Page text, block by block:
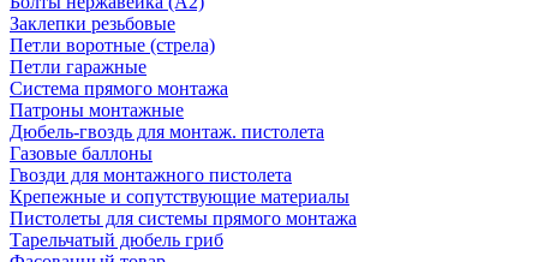
Заклепки резьбовые
Петли воротные (стрела)
Петли гаражные
Система прямого монтажа
Патроны монтажные
Дюбель-гвоздь для монтаж. пистолета
Газовые баллоны
Гвозди для монтажного пистолета
Крепежные и сопутствующие материалы
Пистолеты для системы прямого монтажа
Тарельчатый дюбель гриб